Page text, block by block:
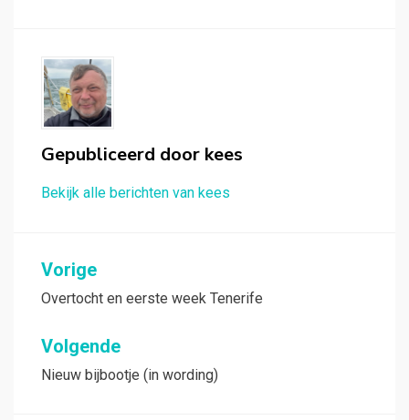
Gepubliceerd door kees
Bekijk alle berichten van kees
Bericht
navigatie
Vorige
Overtocht en eerste week Tenerife
Volgende
Nieuw bijbootje (in wording)